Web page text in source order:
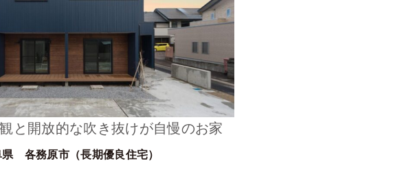
と開放的な吹き抜けが自慢のお家
県 各務原市（長期優良住宅）